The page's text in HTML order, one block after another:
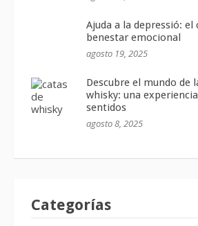
Ajuda a la depressió: el
benestar emocional
agosto 19, 2025
Descubre el mundo de
whisky: una
sentidos
agosto 8, 2025
Categorías